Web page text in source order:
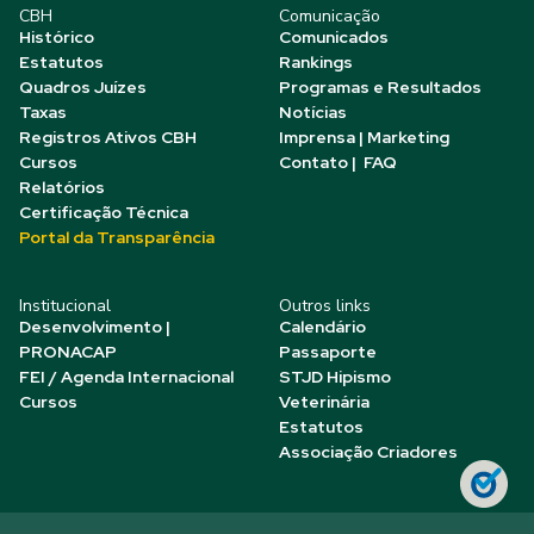
CBH
Histórico
Estatutos
Quadros Juízes
Taxas
Registros Ativos CBH
Cursos
Relatórios
Certificação Técnica
Portal da Transparência
Comunicação
Comunicados
Rankings
Programas e Resultados
Notícias
Imprensa | Marketing
Contato | FAQ
Institucional
Desenvolvimento |
PRONACAP
FEI / Agenda Internacional
Cursos
Outros links
Calendário
Passaporte
STJD Hipismo
Veterinária
Estatutos
Associação Criadores